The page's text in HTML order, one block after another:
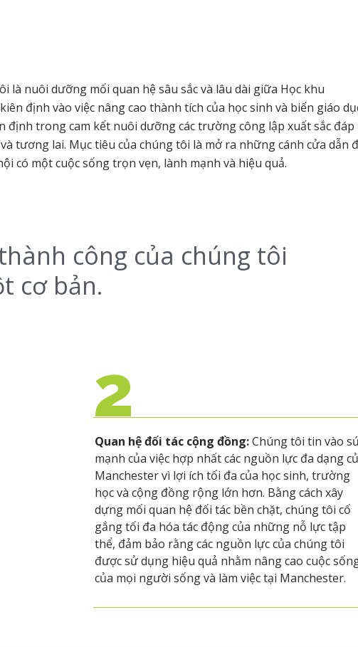
là nuôi dưỡng mối quan hệ sâu sắc và lâu dài giữa Học khu
định vào việc nâng cao thành tích của học sinh và biến giáo
trong cam kết nuôi dưỡng các trường công lập xuất sắc
tương lai. Mục tiêu của chúng tôi là mở ra những cánh cửa dẫn
có một cuộc sống trọn vẹn, lành mạnh và hiệu quả.
công của chúng tôi
cơ bản.
2
Quan hệ đối tác cộng đồng:Chúng tôi tin vào
mạnh của việc hợp nhất các nguồn lực đa dạng
Manchester vì lợi ích tối đa của học sinh, trường
học và cộng đồng rộng lớn hơn. Bằng cách xây
dựng mối quan hệ đối tác bền chặt, chúng tôi cố
gắng tối đa hóa tác động của những nỗ lực tập
thể, đảm bảo rằng các nguồn lực của chúng tôi
được sử dụng hiệu quả nhằm nâng cao cuộc
của mọi người sống và làm việc tại Manchester.